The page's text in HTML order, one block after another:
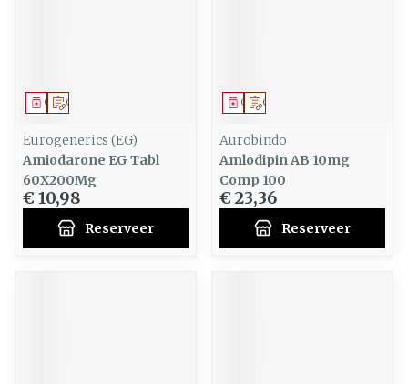
Op voorschrift
Geneesmiddel
Eurogenerics (EG)
Amiodarone EG Tabl
60X200Mg
€ 10,98
Reserveer
Op voorschrift
Geneesmiddel
Aurobindo
Amlodipin AB 10mg
Comp 100
€ 23,36
Reserveer